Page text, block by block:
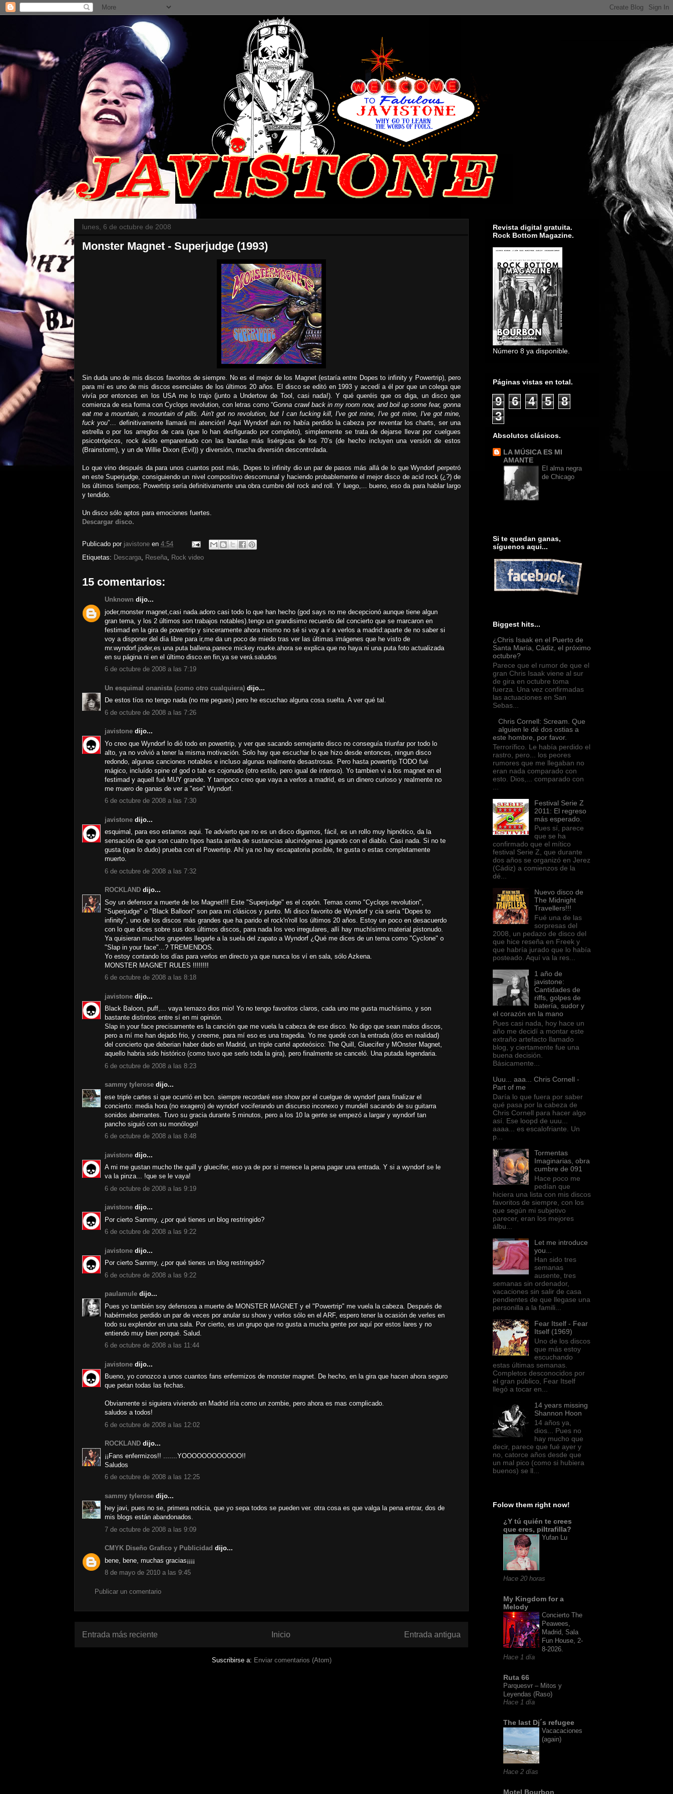
lunes, 6 de octubre de 2008
Monster Magnet - Superjudge (1993)
Sin duda uno de mis discos favoritos de siempre. No es el mejor de los Magnet (estaría entre Dopes to infinity y Powertrip), pero
para mí es uno de mis discos esenciales de los últimos 20 años. El disco se editó en 1993 y accedí a él por que un colega que
vivía por entonces en los USA me lo trajo (junto a Undertow de Tool, casi nada!). Y qué queréis que os diga, un disco que
comienza de esa forma con Cyclops revolution, con letras como “Gonna crawl back in my room now, and boil up some fear, gonna
eat me a mountain, a mountain of pills. Ain't got no revolution, but I can fucking kill, I've got mine, I've got mine, I've got mine,
fuck you”… definitivamente llamará mi atención! Aquí Wyndorf aún no había perdido la cabeza por reventar los charts, ser una
estrella o por los arreglos de cara (que lo han desfigurado por completo), simplemente se trata de dejarse llevar por cuelgues
psicotrópicos, rock ácido emparentado con las bandas más lisérgicas de los 70’s (de hecho incluyen una versión de estos
(Brainstorm), y un de Willie Dixon (Evil)) y diversión, mucha diversión descontrolada.
Lo que vino después da para unos cuantos post más, Dopes to infinity dio un par de pasos más allá de lo que Wyndorf perpetró
en este Superjudge, consiguiendo un nivel compositivo descomunal y haciendo probablemente el mejor disco de acid rock (¿?) de
los últimos tiempos; Powertrip sería definitivamente una obra cumbre del rock and roll. Y luego,... bueno, eso da para hablar largo
y tendido.
Un disco sólo aptos para emociones fuertes.
Descargar disco.
Publicado por javistone en 4:54
Etiquetas: Descarga, Reseña, Rock video
15 comentarios:
Unknown dijo...
joder,monster magnet,casi nada.adoro casi todo lo que han hecho (god says no me decepcionó aunque tiene algun
gran tema, y los 2 últimos son trabajos notables).tengo un grandisimo recuerdo del concierto que se marcaron en
festimad en la gira de powertrip y sinceramente ahora mismo no sé si voy a ir a verlos a madrid:aparte de no saber si
voy a disponer del día libre para ir,me da un poco de miedo tras ver las últimas imágenes que he visto de
mr.wyndorf.joder,es una puta ballena.parece mickey rourke.ahora se explica que no haya ni una puta foto actualizada
en su página ni en el último disco.en fin,ya se verá.saludos
6 de octubre de 2008 a las 7:19
Un esquimal onanista (como otro cualquiera) dijo...
De estos tíos no tengo nada (no me pegues) pero he escuchao alguna cosa suelta. A ver qué tal.
6 de octubre de 2008 a las 7:26
javistone dijo...
Yo creo que Wyndorf lo dió todo en powertrip, y ver que sacando semejante disco no conseguía triunfar por todo lo
alto, ya no volvió a tener la misma motivación. Solo hay que escuchar lo que hizo desde entonces, ningun disco
redondo, algunas canciones notables e incluso algunas realmente desastrosas. Pero hasta powertrip TODO fué
mágico, incluído spine of god o tab es cojonudo (otro estilo, pero igual de intenso). Yo tambien vi a los magnet en el
festimad y aquell fué MUY grande. Y tampoco creo que vaya a verlos a madrid, es un dinero curioso y realmente no
me muero de ganas de ver a "ese" Wyndorf.
6 de octubre de 2008 a las 7:30
javistone dijo...
esquimal, para eso estamos aqui. Te advierto que no es un disco digamos, fácil, es un rollo muy hipnótico, da la
sensación de que son cuatro tipos hasta arriba de sustancias alucinógenas jugando con el diablo. Casi nada. Si no te
gusta (que lo dudo) prueba con el Powertrip. Ahí ya no hay escapatoria posible, te gusta o estas completamente
muerto.
6 de octubre de 2008 a las 7:32
ROCKLAND dijo...
Soy un defensor a muerte de los Magnet!!! Este "Superjudge" es el copón. Temas como "Cyclops revolution",
"Superjudge" o "Black Balloon" son para mi clásicos y punto. Mi disco favorito de Wyndorf y cia sería "Dopes to
infinity", uno de los discos más grandes que ha parido el rock'n'roll los últimos 20 años. Estoy un poco en desacuerdo
con lo que dices sobre sus dos últimos discos, para nada los veo irregulares, allí hay muchísimo material pistonudo.
Ya quisieran muchos grupetes llegarle a la suela del zapato a Wyndorf ¿Qué me dices de un tema como "Cyclone" o
"Slap in your face"...? TREMENDOS.
Yo estoy contando los días para verlos en directo ya que nunca los ví en sala, sólo Azkena.
MONSTER MAGNET RULES !!!!!!!!
6 de octubre de 2008 a las 8:18
javistone dijo...
Black Baloon, puff,... vaya temazo dios mio! Yo no tengo favoritos claros, cada uno me gusta muchísimo, y son
bastante distintos entre sí en mi opinión.
Slap in your face precisamente es la canción que me vuela la cabeza de ese disco. No digo que sean malos discos,
pero a mí me han dejado frio, y creeme, para mí eso es una tragedia. Yo me quedé con la entrada (dos en realidad)
del concierto que deberian haber dado en Madrid, un triple cartel apoteósico: The Quill, Gluecifer y MOnster Magnet,
aquello habria sido histórico (como tuvo que serlo toda la gira), pero finalmente se canceló. Una putada legendaria.
6 de octubre de 2008 a las 8:23
sammy tylerose dijo...
ese triple cartes si que ocurrió en bcn. siempre recordaré ese show por el cuelgue de wyndorf para finalizar el
concierto: media hora (no exagero) de wyndorf vociferando un discurso inconexo y mundell sacando de su guitarra
sonidos aberrantes. Tuvo su gracia durante 5 minutos, pero a los 10 la gente se empezó a largar y wyndorf tan
pancho siguió con su monólogo!
6 de octubre de 2008 a las 8:48
javistone dijo...
A mi me gustan mucho the quill y gluecifer, eso ya de por si merece la pena pagar una entrada. Y si a wyndorf se le
va la pinza... !que se le vaya!
6 de octubre de 2008 a las 9:19
javistone dijo...
Por cierto Sammy, ¿por qué tienes un blog restringido?
6 de octubre de 2008 a las 9:22
javistone dijo...
Por cierto Sammy, ¿por qué tienes un blog restringido?
6 de octubre de 2008 a las 9:22
paulamule dijo...
Pues yo también soy defensora a muerte de MONSTER MAGNET y el "Powertrip" me vuela la cabeza. Después de
habérmelos perdido un par de veces por anular su show y verlos sólo en el ARF, espero tener la ocasión de verles en
todo su explendor en una sala. Por cierto, es un grupo que no gusta a mucha gente por aquí por estos lares y no
entiendo muy bien porqué. Salud.
6 de octubre de 2008 a las 11:44
javistone dijo...
Bueno, yo conozco a unos cuantos fans enfermizos de monster magnet. De hecho, en la gira que hacen ahora seguro
que petan todas las fechas.
Obviamente si siguiera viviendo en Madrid iría como un zombie, pero ahora es mas complicado.
saludos a todos!
6 de octubre de 2008 a las 12:02
ROCKLAND dijo...
¡¡Fans enfermizos!! .......YOOOOOOOOOOOO!!
Saludos
6 de octubre de 2008 a las 12:25
sammy tylerose dijo...
hey javi, pues no se, primera noticia, que yo sepa todos se pueden ver. otra cosa es que valga la pena entrar, dos de
mis blogs están abandonados.
7 de octubre de 2008 a las 9:09
CMYK Diseño Grafico y Publicidad dijo...
bene, bene, muchas gracias¡¡¡¡
8 de mayo de 2010 a las 9:45
Publicar un comentario
Entrada más reciente Entrada antigua
Inicio
Suscribirse a: Enviar comentarios (Atom)
Revista digital gratuita.
Rock Bottom Magazine.
Número 8 ya disponible.
Páginas vistas en total.
9 6 4 5
8
3
Absolutos clásicos.
LA MÚSICA ES MI
AMANTE
El alma negra
de Chicago
Si te quedan ganas,
síguenos aqui...
Biggest hits...
¿Chris Isaak en el Puerto de
Santa María, Cádiz, el próximo
octubre?
Parece que el rumor de que el
gran Chris Isaak viene al sur
de gira en octubre toma
fuerza. Una vez confirmadas
las actuaciones en San
Sebas...
Chris Cornell: Scream. Que
alguien le dé dos ostias a
este hombre, por favor.
Terrorífico. Le había perdido el
rastro, pero... los peores
rumores que me llegaban no
eran nada comparado con
esto. Dios,... comparado con
Festival Serie Z
2011: El regreso
más esperado.
Pues sí, parece
que se ha
confirmado que el mítico
festival Serie Z, que durante
dos años se organizó en Jerez
(Cádiz) a comienzos de la
dé...
Nuevo disco de
The Midnight
Travellers!!!
Fué una de las
sorpresas del
2008, un pedazo de disco del
que hice reseña en Freek y
que habría jurado que lo había
posteado. Aquí va la res...
1 año de
javistone:
Cantidades de
riffs, golpes de
batería, sudor y
el corazón en la mano
Pues casi nada, hoy hace un
año me decidí a montar este
extraño artefacto llamado
blog, y ciertamente fue una
buena decisión.
Básicamente...
Uuu... aaa... Chris Cornell -
Part of me
Daría lo que fuera por saber
qué pasa por la cabeza de
Chris Cornell para hacer algo
así. Ese loopd de uuu...
aaaa... es escalofriante. Un
p...
Tormentas
Imaginarias, obra
cumbre de 091
Hace poco me
pedían que
hiciera una lista con mis discos
favoritos de siempre, con los
que según mi subjetivo
parecer, eran los mejores
álbu...
Let me introduce
you...
Han sido tres
semanas
ausente, tres
semanas sin ordenador,
vacaciones sin salir de casa
pendientes de que llegase una
personilla a la famili...
Fear Itself - Fear
Itself (1969)
Uno de los discos
que más estoy
escuchando
estas últimas semanas.
Completos desconocidos por
el gran público, Fear Itself
llegó a tocar en...
14 years missing
Shannon Hoon
14 años ya,
dios... Pues no
hay mucho que
decir, parece que fué ayer y
no, catorce años desde que
un mal pico (como si hubiera
buenos) se ll...
Folow them right now!
¿Y tú quién te crees
que eres, piltrafilla?
Yufan Lu
Hace 20 horas
My Kingdom for a
Melody
Concierto The
Peawees,
Madrid, Sala
Fun House, 2-
8-2026.
Hace 1 día
Ruta 66
Parquesvr – Mitos y
Leyendas (Raso)
Hace 1 día
The last Dj´s refugee
Vacacaciones
(again)
Hace 2 días
Motel Bourbon